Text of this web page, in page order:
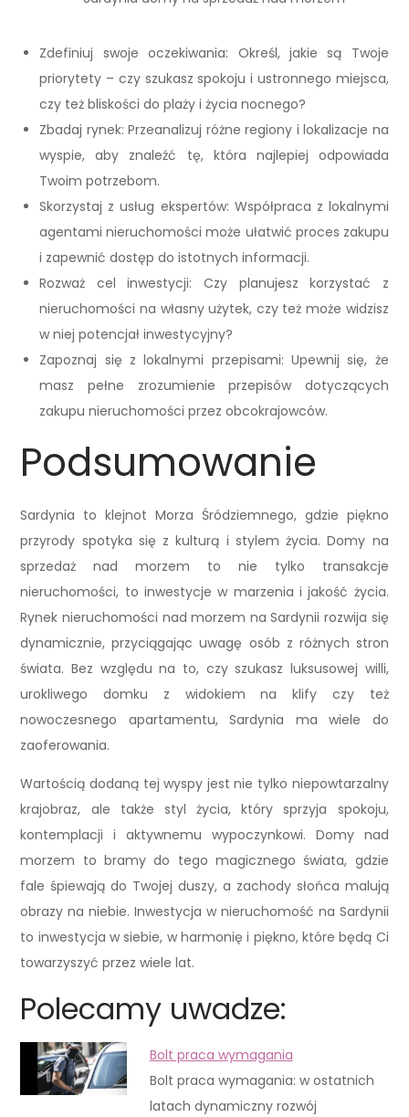
Zdefiniuj swoje oczekiwania: Określ, jakie są Twoje
priorytety – czy szukasz spokoju i ustronnego miejsca,
czy też bliskości do plaży i życia nocnego?
Zbadaj rynek: Przeanalizuj różne regiony i lokalizacje na
wyspie, aby znaleźć tę, która najlepiej odpowiada
Twoim potrzebom.
Skorzystaj z usług ekspertów: Współpraca z lokalnymi
agentami nieruchomości może ułatwić proces zakupu
i zapewnić dostęp do istotnych informacji.
Rozważ cel inwestycji: Czy planujesz korzystać z
nieruchomości na własny użytek, czy też może widzisz
w niej potencjał inwestycyjny?
Zapoznaj się z lokalnymi przepisami: Upewnij się, że
masz pełne zrozumienie przepisów dotyczących
zakupu nieruchomości przez obcokrajowców.
Podsumowanie
Sardynia to klejnot Morza Śródziemnego, gdzie piękno
przyrody spotyka się z kulturą i stylem życia. Domy na
sprzedaż nad morzem to nie tylko transakcje
nieruchomości, to inwestycje w marzenia i jakość życia.
Rynek nieruchomości nad morzem na Sardynii rozwija się
dynamicznie, przyciągając uwagę osób z różnych stron
świata. Bez względu na to, czy szukasz luksusowej willi,
urokliwego domku z widokiem na klify czy też
nowoczesnego apartamentu, Sardynia ma wiele do
zaoferowania.
Wartością dodaną tej wyspy jest nie tylko niepowtarzalny
krajobraz, ale także styl życia, który sprzyja spokoju,
kontemplacji i aktywnemu wypoczynkowi. Domy nad
morzem to bramy do tego magicznego świata, gdzie
fale śpiewają do Twojej duszy, a zachody słońca malują
obrazy na niebie. Inwestycja w nieruchomość na Sardynii
to inwestycja w siebie, w harmonię i piękno, które będą Ci
towarzyszyć przez wiele lat.
Polecamy uwadze:
Bolt praca wymagania
Bolt praca wymagania: w ostatnich
latach dynamiczny rozwój